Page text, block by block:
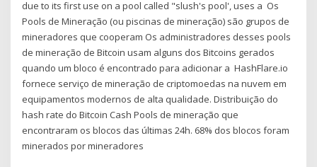
due to its first use on a pool called "slush's pool', uses a Os
Pools de Mineração (ou piscinas de mineração) são grupos de
mineradores que cooperam Os administradores desses pools
de mineração de Bitcoin usam alguns dos Bitcoins gerados
quando um bloco é encontrado para adicionar a HashFlare.io
fornece serviço de mineração de criptomoedas na nuvem em
equipamentos modernos de alta qualidade. Distribuição do
hash rate do Bitcoin Cash Pools de mineração que
encontraram os blocos das últimas 24h. 68% dos blocos foram
minerados por mineradores